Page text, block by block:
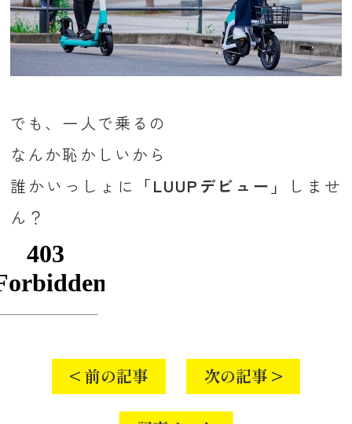
でも、一人で乗るの
なんか恥かしいから
誰かいっしょに 「LUUPデビュー」
しませ
ん？
< 前の記事 次の記事 >